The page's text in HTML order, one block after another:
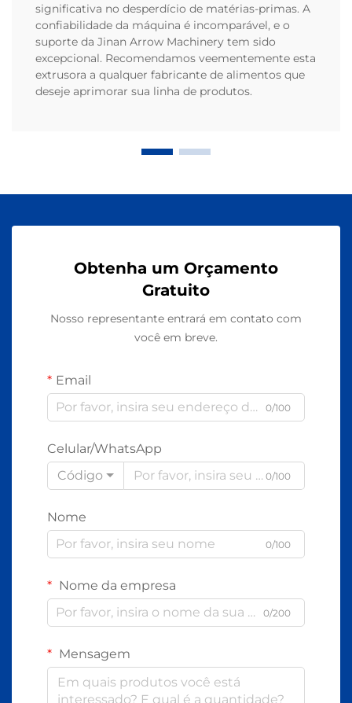
significativa no desperdício de matérias-primas. A
confiabilidade da máquina é incomparável, e o
suporte da Jinan Arrow Machinery tem sido
excepcional. Recomendamos veementemente esta
extrusora a qualquer fabricante de alimentos que
deseje aprimorar sua linha de produtos.
Obtenha um Orçamento
Gratuito
Nosso representante entrará em contato com
você em breve.
Email
0/100
Celular/WhatsApp
Código
0/100
Nome
0/100
Nome da empresa
0/200
Mensagem